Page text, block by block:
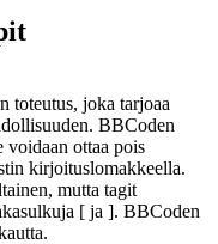
toteutus, joka tarjoaa
BBCoden
voidaan ottaa pois
kirjoituslomakkeella.
mutta tagit
[ ja ]. BBCoden